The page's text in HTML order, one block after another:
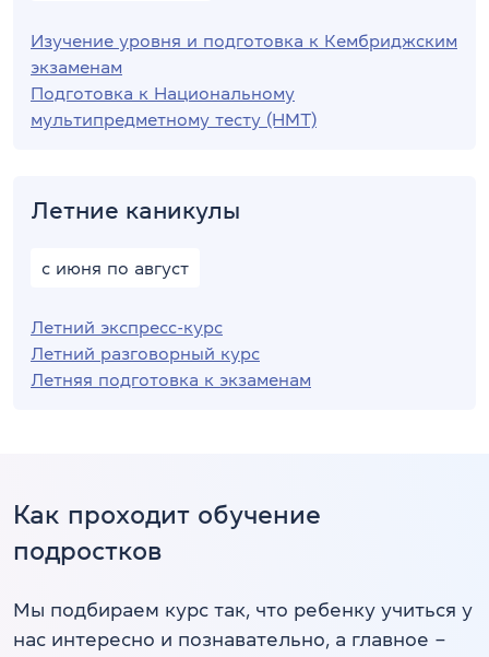
Изучение уровня и подготовка к Кембриджским
экзаменам
Подготовка к Национальному
мультипредметному тесту (НМТ)
Летние каникулы
с июня по август
Летний экспресс-курс
Летний разговорный курс
Летняя подготовка к экзаменам
Как проходит обучение
подростков
Мы подбираем курс так, что ребенку учиться у
нас интересно и познавательно, а главное –